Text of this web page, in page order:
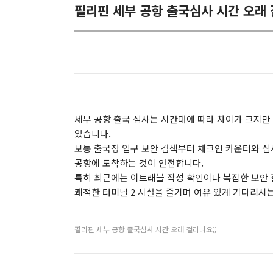
필리핀 세부 공항 출국심사 시간 오래
세부 공항 출국 심사는 시간대에 따라 차이가 크지
있습니다.
보통 출국장 입구 보안 검색부터 체크인 카운터와
공항에 도착하는 것이 안전합니다.
특히 최근에는 이트래블 작성 확인이나 복잡한 보
쾌적한 터미널 2 시설을 즐기며 여유 있게 기다리시
필리핀 세부 공항 출국심사 시간 오래 걸리나요;;